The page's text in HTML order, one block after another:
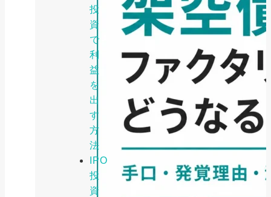
投
資
で
利
益
を
出
す
方
法
IPO
投
資